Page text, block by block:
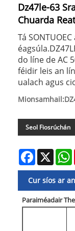
Dz47le-63
Chuarda
Tá
do líne de AC
féidir leis an
ualach agus
Seol Fiosrúchán
Facebook
X
Cur síos ar
Paraiméadair